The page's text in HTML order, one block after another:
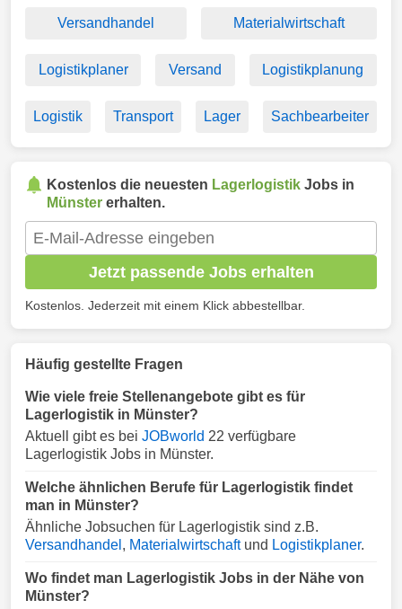
Versandhandel Materialwirtschaft
Logistikplaner Versand Logistikplanung
Logistik Transport Lager Sachbearbeiter
Kostenlos die neuesten Lagerlogistik Jobs in
Münster erhalten.
Jetzt passende Jobs erhalten
Kostenlos. Jederzeit mit einem Klick abbestellbar.
Häufig gestellte Fragen
Wie viele freie Stellenangebote gibt es für
Lagerlogistik in Münster?
Aktuell gibt es bei JOBworld 22 verfügbare
Lagerlogistik Jobs in Münster.
Welche ähnlichen Berufe für Lagerlogistik findet
man in Münster?
Ähnliche Jobsuchen für Lagerlogistik sind z.B.
Versandhandel , Materialwirtschaftund Logistikplaner.
Wo findet man Lagerlogistik Jobs in der Nähe von
Münster?